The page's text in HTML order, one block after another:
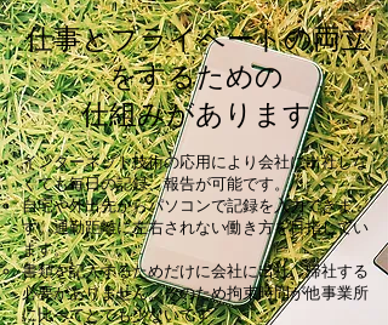
仕事とプライベートの両立
をするための
仕組みがあります
インターネット技術の応用により会社に出社しな
くても毎日の記録、報告が可能です。
自宅や外出先からパソコンで記録を入力できま
す。通勤距離に左右されない働き方を目指してい
ます。
書類を記入するためだけに会社に出社、帰社する
必要がありません。そのため拘束時間が他事業所
に比べてとても少ないです